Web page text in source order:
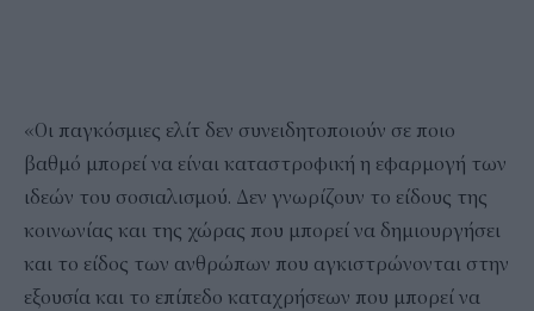
«Οι παγκόσμιες ελίτ δεν συνειδητοποιούν σε ποιο
βαθμό μπορεί να είναι καταστροφική η εφαρμογή των
ιδεών του σοσιαλισμού. Δεν γνωρίζουν το είδους της
κοινωνίας και της χώρας που μπορεί να δημιουργήσει
και το είδος των ανθρώπων που αγκιστρώνονται στην
εξουσία και το επίπεδο καταχρήσεων που μπορεί να